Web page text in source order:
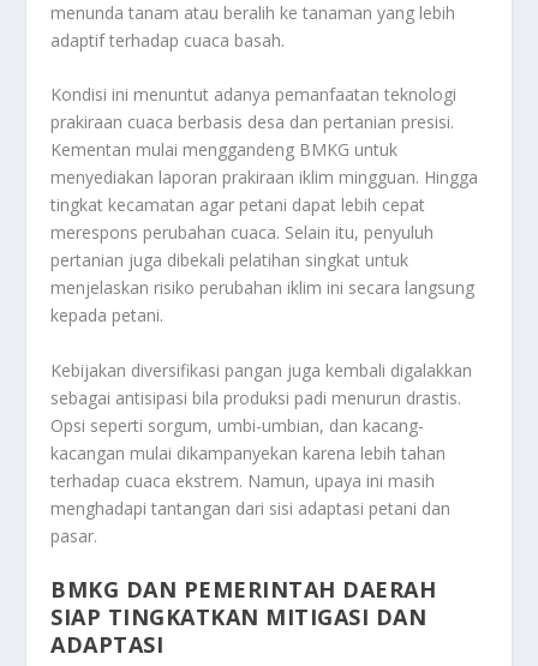
menunda tanam atau beralih ke tanaman yang lebih
adaptif terhadap cuaca basah.
Kondisi ini menuntut adanya pemanfaatan teknologi
prakiraan cuaca berbasis desa dan pertanian presisi.
Kementan mulai menggandeng BMKG untuk
menyediakan laporan prakiraan iklim mingguan. Hingga
tingkat kecamatan agar petani dapat lebih cepat
merespons perubahan cuaca. Selain itu, penyuluh
pertanian juga dibekali pelatihan singkat untuk
menjelaskan risiko perubahan iklim ini secara langsung
kepada petani.
Kebijakan diversifikasi pangan juga kembali digalakkan
sebagai antisipasi bila produksi padi menurun drastis.
Opsi seperti sorgum, umbi-umbian, dan kacang-
kacangan mulai dikampanyekan karena lebih tahan
terhadap cuaca ekstrem. Namun, upaya ini masih
menghadapi tantangan dari sisi adaptasi petani dan
pasar.
BMKG DAN PEMERINTAH DAERAH
SIAP TINGKATKAN MITIGASI DAN
ADAPTASI